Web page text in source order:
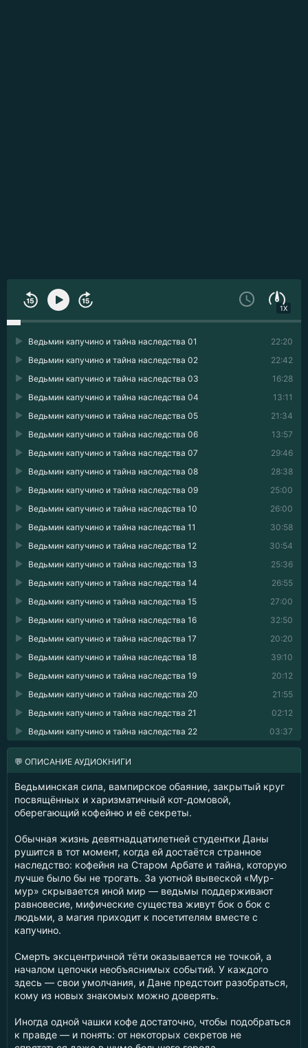
1X
22:20
Ведьмин капучино и тайна наследства 01
22:42
Ведьмин капучино и тайна наследства 02
16:28
Ведьмин капучино и тайна наследства 03
13:11
Ведьмин капучино и тайна наследства 04
21:34
Ведьмин капучино и тайна наследства 05
13:57
Ведьмин капучино и тайна наследства 06
29:46
Ведьмин капучино и тайна наследства 07
28:38
Ведьмин капучино и тайна наследства 08
25:00
Ведьмин капучино и тайна наследства 09
26:00
Ведьмин капучино и тайна наследства 10
30:58
Ведьмин капучино и тайна наследства 11
30:54
Ведьмин капучино и тайна наследства 12
25:36
Ведьмин капучино и тайна наследства 13
26:55
Ведьмин капучино и тайна наследства 14
27:00
Ведьмин капучино и тайна наследства 15
32:50
Ведьмин капучино и тайна наследства 16
20:20
Ведьмин капучино и тайна наследства 17
39:10
Ведьмин капучино и тайна наследства 18
20:12
Ведьмин капучино и тайна наследства 19
21:55
Ведьмин капучино и тайна наследства 20
02:12
Ведьмин капучино и тайна наследства 21
03:37
Ведьмин капучино и тайна наследства 22
💬 ОПИСАНИЕ АУДИОКНИГИ
Ведьминская сила, вампирское обаяние, закрытый круг
посвящённых и харизматичный кот-домовой,
оберегающий кофейню и её секреты.
Обычная жизнь девятнадцатилетней студентки Даны
рушится в тот момент, когда ей достаётся странное
наследство: кофейня на Старом Арбате и тайна, которую
лучше было бы не трогать. За уютной вывеской «Мур-
мур» скрывается иной мир — ведьмы поддерживают
равновесие, мифические существа живут бок о бок с
людьми, а магия приходит к посетителям вместе с
капучино.
Смерть эксцентричной тёти оказывается не точкой, а
началом цепочки необъяснимых событий. У каждого
здесь — свои умолчания, и Дане предстоит разобраться,
кому из новых знакомых можно доверять.
Иногда одной чашки кофе достаточно, чтобы подобраться
к правде — и понять: от некоторых секретов не